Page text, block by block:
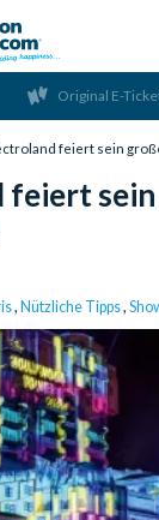
Original E-
feiert sein
feiert
, Nützliche Tipps,